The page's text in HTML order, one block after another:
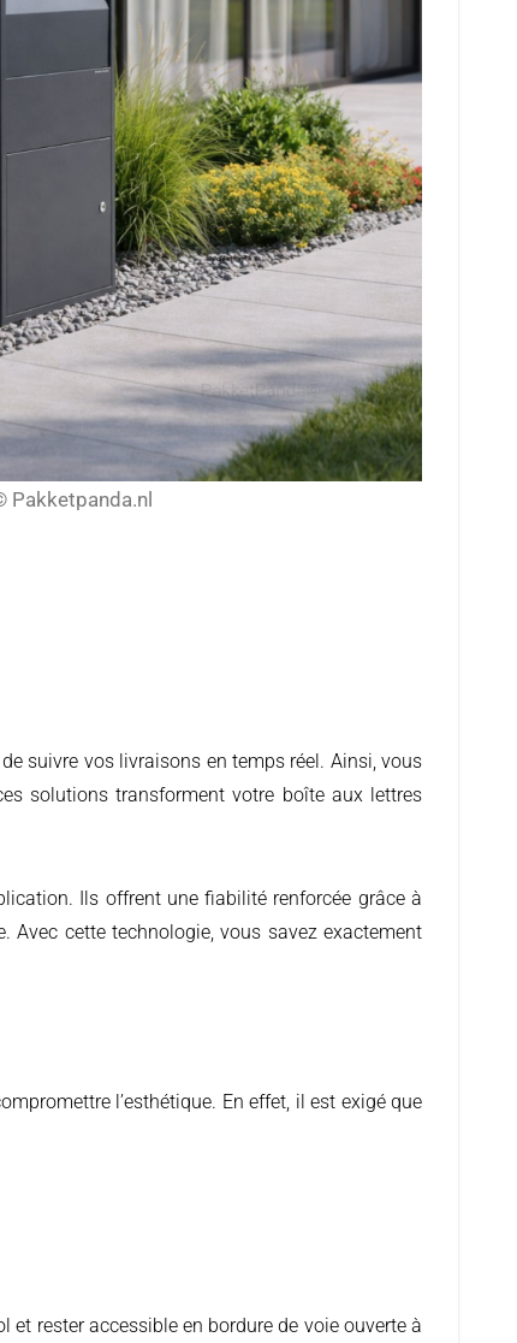
Pakketpanda.nl
solutions transforment votre boîte aux lettres
Ils offrent une fiabilité renforcée grâce à
cette technologie, vous savez exactement
rester accessible en bordure de voie ouverte à